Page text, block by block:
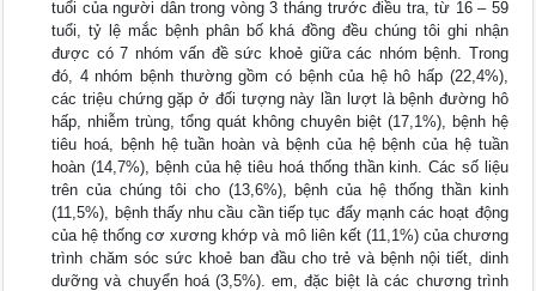
tuổi của người dân trong vòng 3 tháng trước điều tra, từ 16 – 59
tuổi, tỷ lệ mắc bệnh phân bố khá đồng đều chúng tôi ghi nhận
được có 7 nhóm vấn đề sức khoẻ giữa các nhóm bệnh. Trong
đó, 4 nhóm bệnh thường gồm có bệnh của hệ hô hấp (22,4%),
các triệu chứng gặp ở đối tượng này lần lượt là bệnh đường hô
hấp, nhiễm trùng, tổng quát không chuyên biệt (17,1%), bệnh hệ
tiêu hoá, bệnh hệ tuần hoàn và bệnh của hệ bệnh của hệ tuần
hoàn (14,7%), bệnh của hệ tiêu hoá thống thần kinh. Các số liệu
trên của chúng tôi cho (13,6%), bệnh của hệ thống thần kinh
(11,5%), bệnh thấy nhu cầu cần tiếp tục đẩy mạnh các hoạt động
của hệ thống cơ xương khớp và mô liên kết (11,1%) của chương
trình chăm sóc sức khoẻ ban đầu cho trẻ và bệnh nội tiết, dinh
dưỡng và chuyển hoá (3,5%). em, đặc biệt là các chương trình